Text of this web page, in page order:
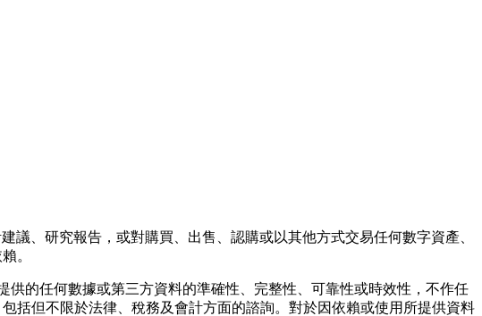
、研究報告，或對購買、出售、認購或以其他方式交易任何數字資產、
。
供的任何數據或第三方資料的準確性、完整性、可靠性或時效性，不作任
括但不限於法律、稅務及會計方面的諮詢。對於因依賴或使用所提供資料